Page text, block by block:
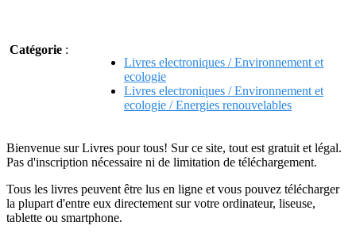
Catégorie :
Livres electroniques / Environnement et
ecologie
Livres electroniques / Environnement et
ecologie / Energies renouvelables
Bienvenue sur Livres pour tous! Sur ce site, tout est gratuit et légal.
Pas d'inscription nécessaire ni de limitation de téléchargement.
Tous les livres peuvent être lus en ligne et vous pouvez télécharger
la plupart d'entre eux directement sur votre ordinateur, liseuse,
tablette ou smartphone.